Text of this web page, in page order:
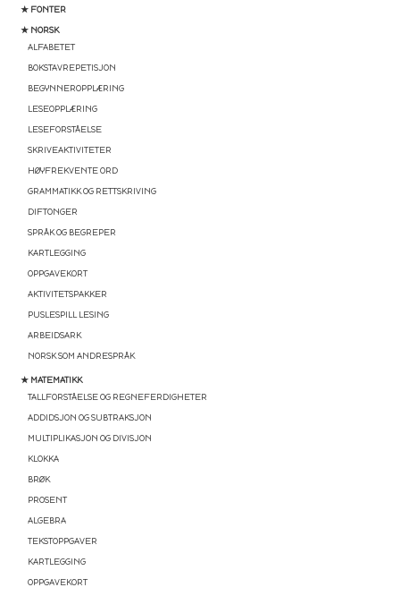
★ FONTER
★ NORSK
ALFABETET
BOKSTAVREPETISJON
BEGYNNEROPPLÆRING
LESEOPPLÆRING
LESEFORSTÅELSE
SKRIVEAKTIVITETER
HØYFREKVENTE ORD
GRAMMATIKK OG RETTSKRIVING
DIFTONGER
SPRÅK OG BEGREPER
KARTLEGGING
OPPGAVEKORT
AKTIVITETSPAKKER
PUSLESPILL LESING
ARBEIDSARK
NORSK SOM ANDRESPRÅK
★ MATEMATIKK
TALLFORSTÅELSE OG REGNEFERDIGHETER
ADDIDSJON OG SUBTRAKSJON
MULTIPLIKASJON OG DIVISJON
KLOKKA
BRØK
PROSENT
ALGEBRA
TEKSTOPPGAVER
KARTLEGGING
OPPGAVEKORT